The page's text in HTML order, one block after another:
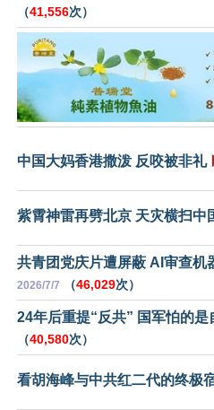
（41,556次）
中国大妈香港撒泼 反咬被非礼
紫霄神雷再劈北京 天灾横扫中
共青团党庆片遭屏蔽 AI审查机
2026/7/7 （46,029次）
24年后重提“反共” 国军怕的是
（40,580次）
看胡海峰与中共红二代的终极